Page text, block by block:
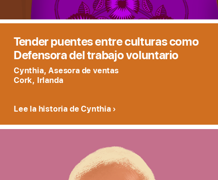
Tender puentes entre culturas como
Defensora del trabajo voluntario
Cynthia, Asesora de ventas
Cork, Irlanda
Lee la historia de Cynthia